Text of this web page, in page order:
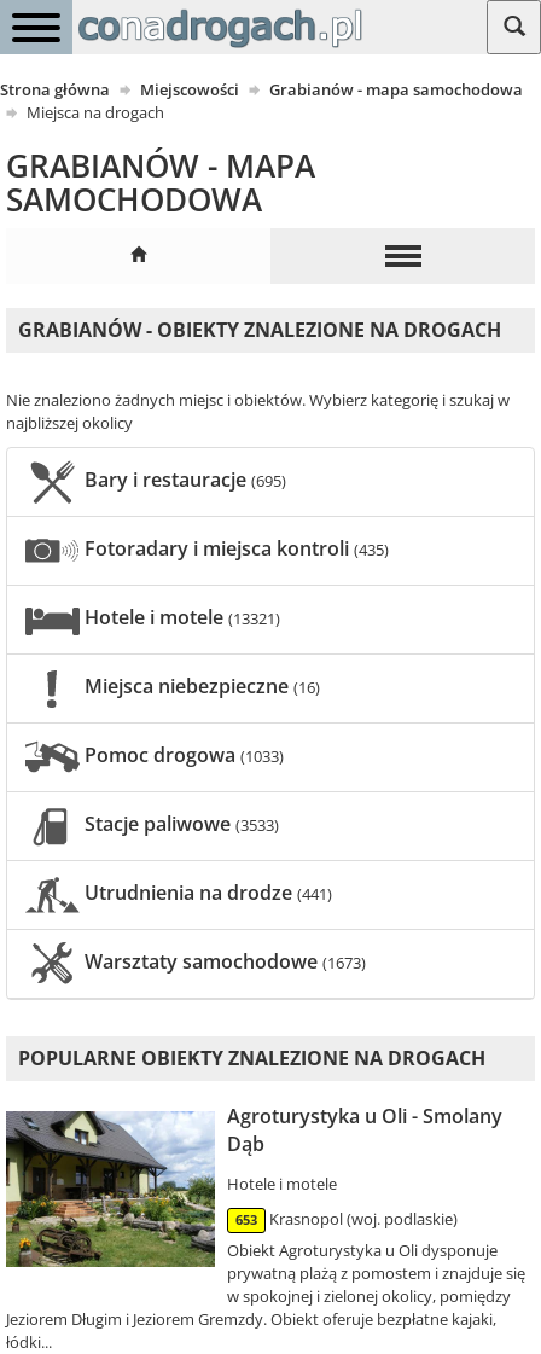
Strona główna Miejscowości
Grabianów - mapa samochodowa
Miejsca na drogach
GRABIANÓW - MAPA
SAMOCHODOWA
GRABIANÓW - OBIEKTY ZNALEZIONE NA DROGACH
Nie znaleziono żadnych miejsc i obiektów. Wybierz kategorię i szukaj w
najbliższej okolicy
Bary i restauracje (695)
Fotoradary i miejsca kontroli (435)
Hotele i motele (13321)
Miejsca niebezpieczne (16)
Pomoc drogowa (1033)
Stacje paliwowe (3533)
Utrudnienia na drodze (441)
Warsztaty samochodowe (1673)
POPULARNE OBIEKTY ZNALEZIONE NA DROGACH
Agroturystyka u Oli - Smolany
Dąb
Hotele i motele
653
Krasnopol (woj. podlaskie)
Obiekt Agroturystyka u Oli dysponuje
prywatną plażą z pomostem i znajduje się
w spokojnej i zielonej okolicy, pomiędzy
Jeziorem Długim i Jeziorem Gremzdy. Obiekt oferuje bezpłatne kajaki,
łódki...